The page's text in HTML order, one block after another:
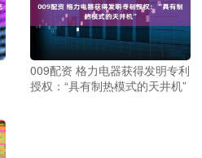
009配资 格力电器获得发明专利
授权：“具有制热模式的天井机”